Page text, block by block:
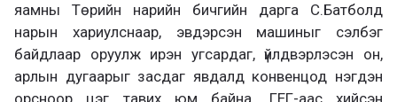
яамны Төрийн нарийн бичгийн дарга С.Батболд
нарын хариулснаар, эвдэрсэн машиныг сэлбэг
байдлаар оруулж ирэн угсардаг, үйлдвэрлэсэн он,
арлын дугаарыг засдаг явдалд конвенцод нэгдэн